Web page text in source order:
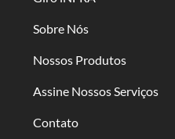
Sobre Nós
Nossos Produtos
Assine Nossos Serviços
Contato